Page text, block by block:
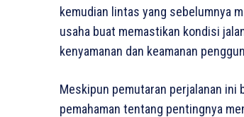
kemudian lintas yang sebelumnya
usaha buat memastikan kondisi
kenyamanan dan keamanan
Meskipun pemutaran perjalanan ini
pemahaman tentang pentingnya